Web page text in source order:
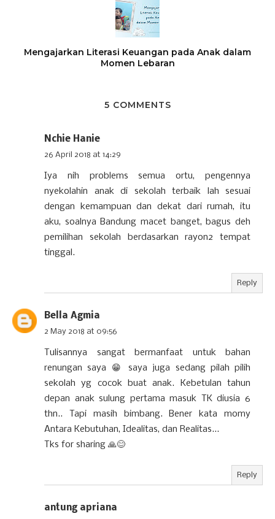
Mengajarkan Literasi Keuangan pada Anak dalam
Momen Lebaran
5 COMMENTS
Nchie Hanie
26 April 2018 at 14:29
Iya nih problems semua ortu, pengennya
nyekolahin anak di sekolah terbaik lah sesuai
dengan kemampuan dan dekat dari rumah, itu
aku, soalnya Bandung macet banget, bagus deh
pemilihan sekolah berdasarkan rayon2 tempat
tinggal.
Reply
Bella Agmia
2 May 2018 at 09:56
Tulisannya sangat bermanfaat untuk bahan
renungan saya 😁 saya juga sedang pilah pilih
sekolah yg cocok buat anak. Kebetulan tahun
depan anak sulung pertama masuk TK diusia 6
thn.. Tapi masih bimbang. Bener kata momy
Antara Kebutuhan, Idealitas, dan Realitas...
Tks for sharing 🙏😊
Reply
antung apriana